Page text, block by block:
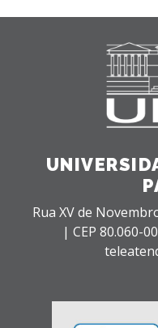
Rua XV de
| CEP 80.060-